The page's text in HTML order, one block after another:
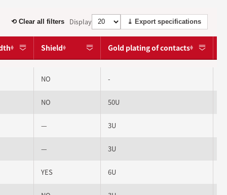
⟲ Clear all filters Display ⤓ Export specifications
Shield Gold plating of contacts
NO -
NO 50U
— 3U
— 3U
YES 6U